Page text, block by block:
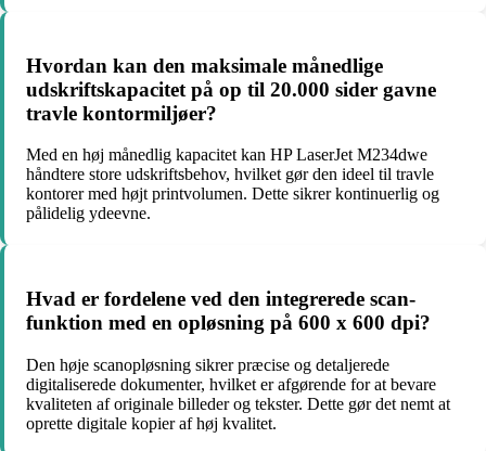
Hvordan kan den maksimale månedlige
udskriftskapacitet på op til 20.000 sider gavne
travle kontormiljøer?
Med en høj månedlig kapacitet kan HP LaserJet M234dwe
håndtere store udskriftsbehov, hvilket gør den ideel til travle
kontorer med højt printvolumen. Dette sikrer kontinuerlig og
pålidelig ydeevne.
Hvad er fordelene ved den integrerede scan-
funktion med en opløsning på 600 x 600 dpi?
Den høje scanopløsning sikrer præcise og detaljerede
digitaliserede dokumenter, hvilket er afgørende for at bevare
kvaliteten af originale billeder og tekster. Dette gør det nemt at
oprette digitale kopier af høj kvalitet.